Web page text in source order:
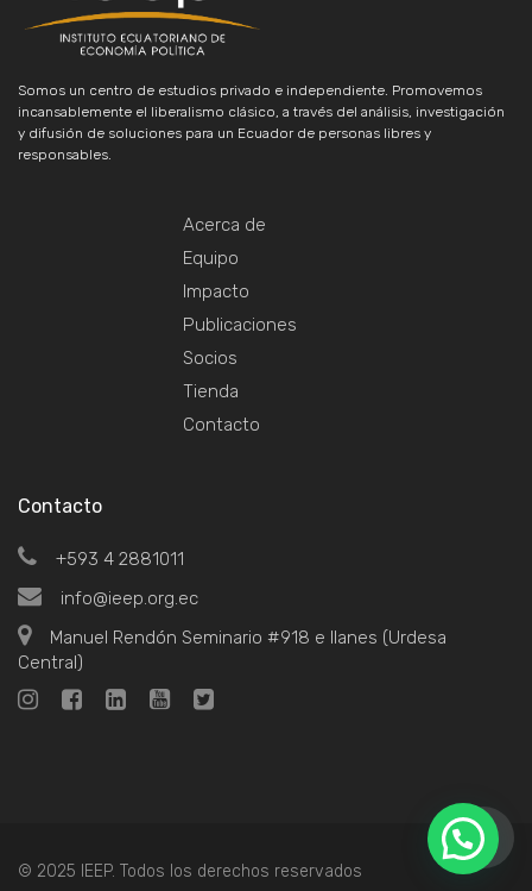
Somos un centro de estudios privado e independiente. Promovemos
incansablemente el liberalismo clásico, a través del análisis, investigación
y difusión de soluciones para un Ecuador de personas libres y
responsables.
Acerca de
Equipo
Impacto
Publicaciones
Socios
Tienda
Contacto
Contacto
+593 4 2881011
info@ieep.org.ec
Manuel Rendón Seminario #918 e Ilanes (Urdesa
Central)
© 2025 IEEP. Todos los derechos reservados